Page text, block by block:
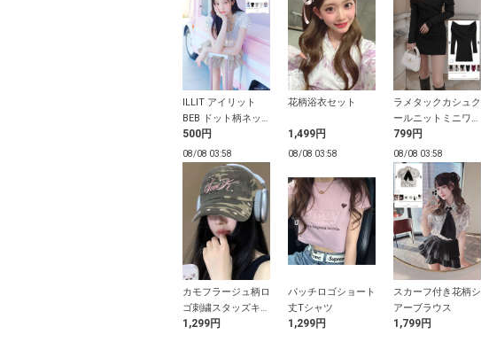
ILLIT アイリット
BEB ドット柄ネッ
クリボントップス
500円
花柄浴衣セット
1,499円
ラメタックカシュク
ールニットミニワン
ピース
799円
08/08 03:58
カモフラージュ柄ロ
ゴ刺繍スタッズキャ
ップ
1,299円
08/08 03:58
パッチロゴショート
丈Tシャツ
1,299円
08/08 03:58
スカーフ付き花柄シ
アーブラウス
1,799円